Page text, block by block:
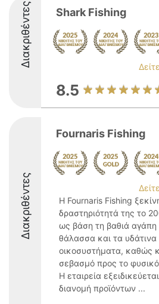
Διακριθέντες Shark Fishing
8.5
Διακριθέντες
Fournaris Fishing
Η Fournaris Fishing
δραστηριότητά της το
ως βάση τη βαθιά αγάπη
θάλασσα και τα υδάτινα
οικοσυστήματα, καθώς
σεβασμό προς το
Η εταιρεία
διανομή προϊόντων ...